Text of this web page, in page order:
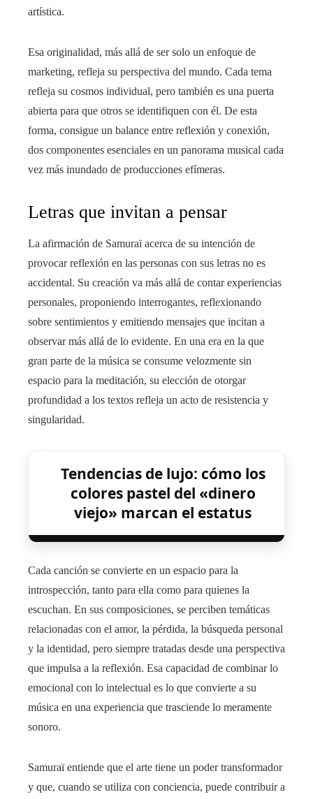
artística.
Esa originalidad, más allá de ser solo un enfoque de
marketing, refleja su perspectiva del mundo. Cada tema
refleja su cosmos individual, pero también es una puerta
abierta para que otros se identifiquen con él. De esta
forma, consigue un balance entre reflexión y conexión,
dos componentes esenciales en un panorama musical cada
vez más inundado de producciones efímeras.
Letras que invitan a pensar
La afirmación de Samuraï acerca de su intención de
provocar reflexión en las personas con sus letras no es
accidental. Su creación va más allá de contar experiencias
personales, proponiendo interrogantes, reflexionando
sobre sentimientos y emitiendo mensajes que incitan a
observar más allá de lo evidente. En una era en la que
gran parte de la música se consume velozmente sin
espacio para la meditación, su elección de otorgar
profundidad a los textos refleja un acto de resistencia y
singularidad.
Tendencias de lujo: cómo los
colores pastel del «dinero
viejo» marcan el estatus
Cada canción se convierte en un espacio para la
introspección, tanto para ella como para quienes la
escuchan. En sus composiciones, se perciben temáticas
relacionadas con el amor, la pérdida, la búsqueda personal
y la identidad, pero siempre tratadas desde una perspectiva
que impulsa a la reflexión. Esa capacidad de combinar lo
emocional con lo intelectual es lo que convierte a su
música en una experiencia que trasciende lo meramente
sonoro.
Samuraï entiende que el arte tiene un poder transformador
y que, cuando se utiliza con conciencia, puede contribuir a